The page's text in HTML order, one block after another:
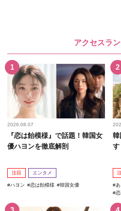
アクセスラ
2026.08.07
『恋は飴模様』で話題！韓国女
優ハヨンを徹底解剖
注目 エンタメ
ハヨン 恋は飴模様 韓国女優
韓
す